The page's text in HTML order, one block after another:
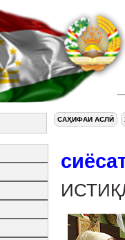
САҲИФАИ АСЛӢ